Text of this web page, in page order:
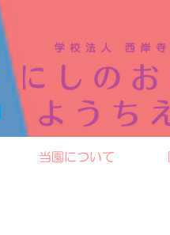
当園について